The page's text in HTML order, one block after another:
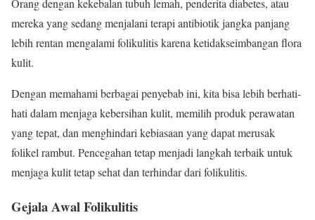
Orang dengan kekebalan tubuh lemah, penderita diabetes, atau
mereka yang sedang menjalani terapi antibiotik jangka panjang
lebih rentan mengalami folikulitis karena ketidakseimbangan flora
kulit.
Dengan memahami berbagai penyebab ini, kita bisa lebih berhati-
hati dalam menjaga kebersihan kulit, memilih produk perawatan
yang tepat, dan menghindari kebiasaan yang dapat merusak
folikel rambut. Pencegahan tetap menjadi langkah terbaik untuk
menjaga kulit tetap sehat dan terhindar dari folikulitis.
Gejala Awal Folikulitis